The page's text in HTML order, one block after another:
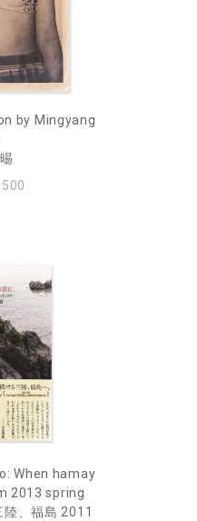
by Mingyang
When hamay
2013 spring
、福島 2011